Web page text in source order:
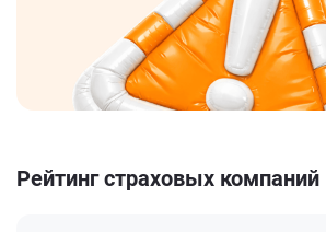
Рейтинг страховых